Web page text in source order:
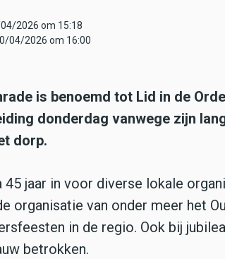
2026 om 15:18
04/2026 om 16:00
is benoemd tot Lid in de
donderdag vanwege zijn
dorp.
jaar in voor diverse lokale
organisatie van onder meer het
in de regio. Ook bij
betrokken.